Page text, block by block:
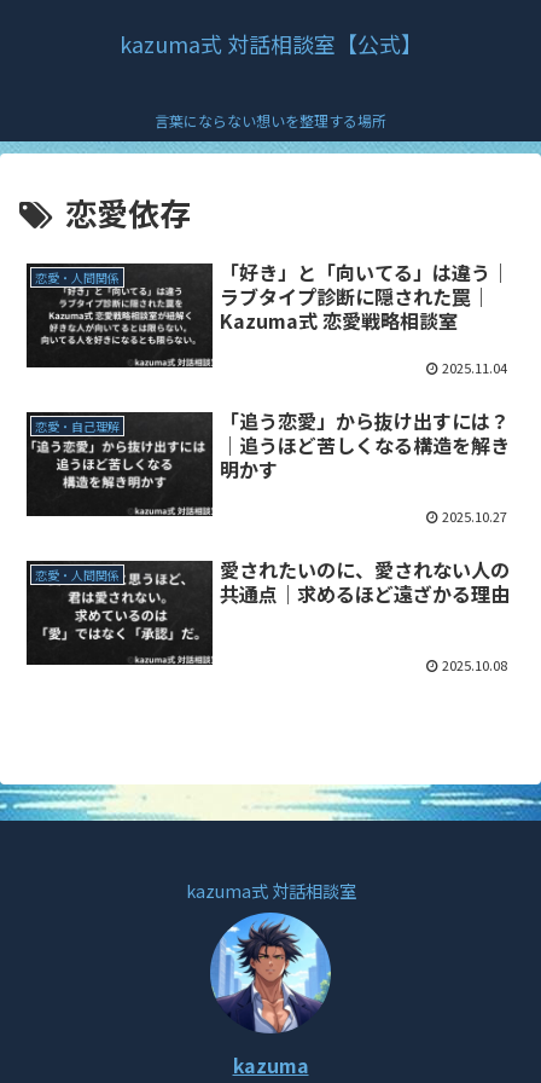
kazuma式 対話相談室【公式】
言葉にならない想いを整理する場所
恋愛依存
恋愛・人間関係
「好き」と「向いてる」は違う｜
ラブタイプ診断に隠された罠｜
Kazuma式 恋愛戦略相談室
2025.11.04
恋愛・自己理解
「追う恋愛」から抜け出すには？
｜追うほど苦しくなる構造を解き
明かす
2025.10.27
恋愛・人間関係
愛されたいのに、愛されない人の
共通点｜求めるほど遠ざかる理由
2025.10.08
kazuma式 対話相談室
kazuma